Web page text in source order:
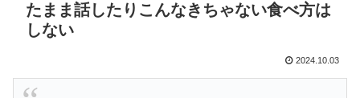
たまま話したりこんなきちゃない食べ方は
しない
2024.10.03